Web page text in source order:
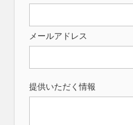
メールアドレス
提供いただく情報